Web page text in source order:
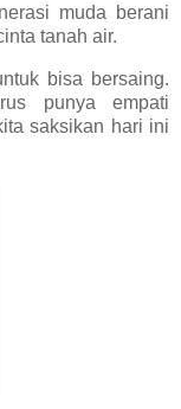
muda berani
tanah air.
bisa bersaing.
punya empati
saksikan hari ini